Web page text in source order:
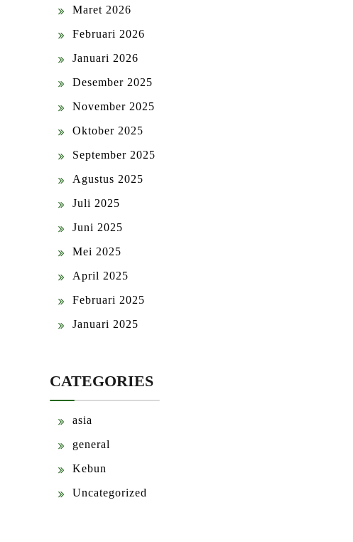
Maret 2026
Februari 2026
Januari 2026
Desember 2025
November 2025
Oktober 2025
September 2025
Agustus 2025
Juli 2025
Juni 2025
Mei 2025
April 2025
Februari 2025
Januari 2025
CATEGORIES
asia
general
Kebun
Uncategorized